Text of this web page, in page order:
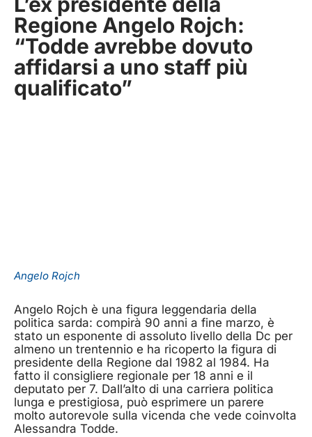
Regione Angelo Rojch:
“Todde avrebbe dovuto
affidarsi a uno staff più
qualificato”
Angelo Rojch
Angelo Rojch è una figura leggendaria della
politica sarda: compirà 90 anni a fine marzo, è
stato un esponente di assoluto livello della Dc per
almeno un trentennio e ha ricoperto la figura di
presidente della Regione dal 1982 al 1984. Ha
fatto il consigliere regionale per 18 anni e il
deputato per 7. Dall’alto di una carriera politica
lunga e prestigiosa, può esprimere un parere
molto autorevole sulla vicenda che vede coinvolta
Alessandra Todde.